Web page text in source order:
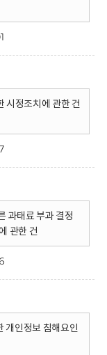
시정조치에 관한 건
과태료 부과 결정
관한 건
개인정보 침해요인